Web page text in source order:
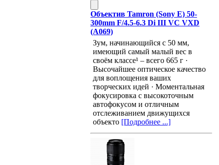
Объектив Tamron (Sony E) 50-
300mm F/4.5-6.3 Di III VC VXD
(A069)
Зум, начинающийся с 50 мм,
имеющий самый малый вес в
своём классе¹ – всего 665 г ·
Высочайшее оптическое качество
для воплощения ваших
творческих идей · Моментальная
фокусировка с высокоточным
автофокусом и отличным
отслеживанием движущихся
объекто [Подробнее ...]